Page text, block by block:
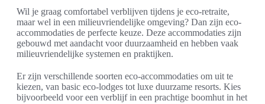
Wil je graag comfortabel verblijven tijdens je eco-retraite,
maar wel in een milieuvriendelijke omgeving? Dan zijn eco-
accommodaties de perfecte keuze. Deze accommodaties zijn
gebouwd met aandacht voor duurzaamheid en hebben vaak
milieuvriendelijke systemen en praktijken.
Er zijn verschillende soorten eco-accommodaties om uit te
kiezen, van basic eco-lodges tot luxe duurzame resorts. Kies
bijvoorbeeld voor een verblijf in een prachtige boomhut in het